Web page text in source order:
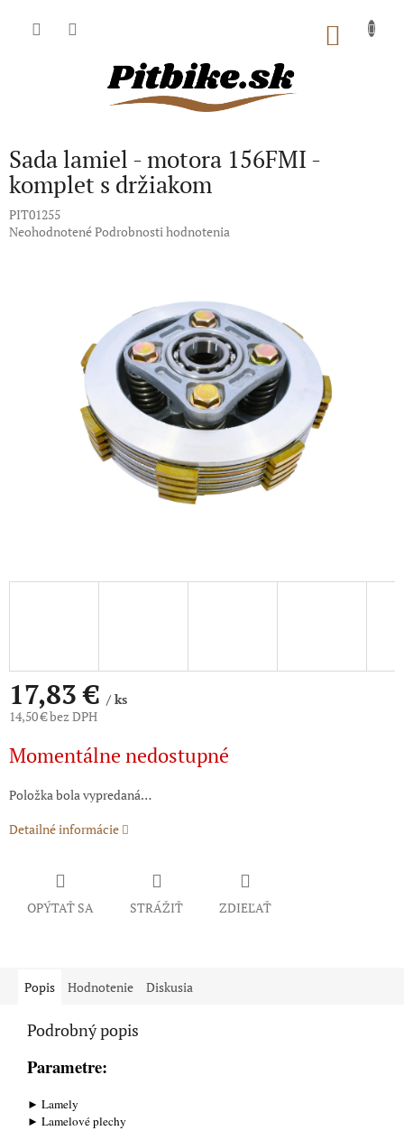
Sada lamiel - motora 156FMI -
komplet s držiakom
PIT01255
Priemerné
NeohodnotenéPodrobnosti hodnotenia
17,83 €/ ks
14,50 € bez DPH
cena:
Momentálne nedostupné
Položka bola vypredaná…
Detailné informácie
OPÝTAŤ SA STRÁŽIŤ ZDIEĽAŤ
Popis Hodnotenie Diskusia
Podrobný popis
Parametre:
► Lamely
► Lamelové plechy